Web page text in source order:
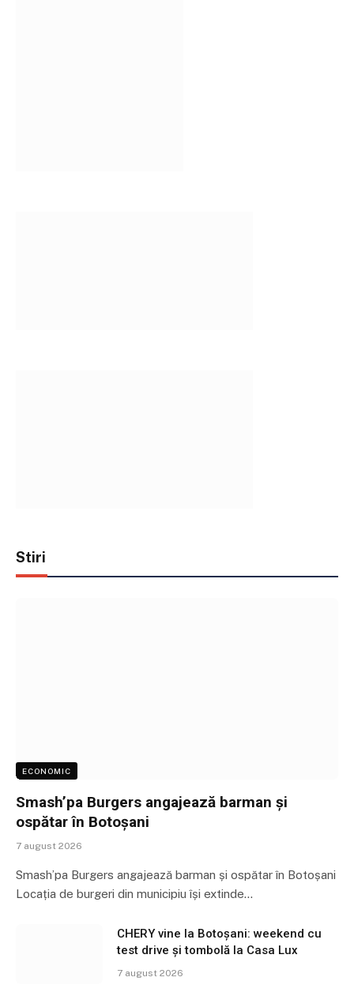
Stiri
ECONOMIC
Smash’pa Burgers angajează barman și
ospătar în Botoșani
7 august 2026
Smash’pa Burgers angajează barman și ospătar în Botoșani
Locația de burgeri din municipiu își extinde…
CHERY vine la Botoșani: weekend cu
test drive și tombolă la Casa Lux
7 august 2026